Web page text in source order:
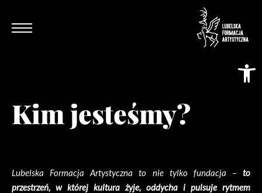
Otwórz pasek narzędzi
Kim jesteśmy?
Lubelska Formacja Artystyczna to nie tylko fundacja –to
przestrzeń, w której kultura żyje, oddycha i pulsuje rytmem